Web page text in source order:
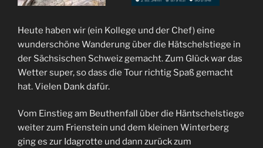
Heute haben wir (ein Kollege und der Chef) eine
wunderschöne Wanderung über die Hätschelstiege in
der Sächsischen Schweiz gemacht. Zum Glück war das
Wetter super, so dass die Tour richtig Spaß gemacht
hat. Vielen Dank dafür.
Vom Einstieg am Beuthenfall über die Häntschelstiege
weiter zum Frienstein und dem kleinen Winterberg
ging es zur Idagrotte und dann zurück zum